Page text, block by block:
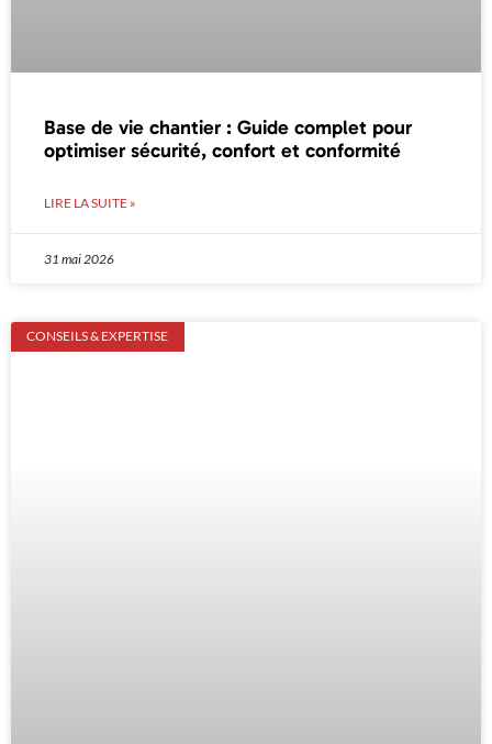
Base de vie chantier : Guide complet pour
optimiser sécurité, confort et conformité
LIRE LA SUITE »
31 mai 2026
CONSEILS & EXPERTISE